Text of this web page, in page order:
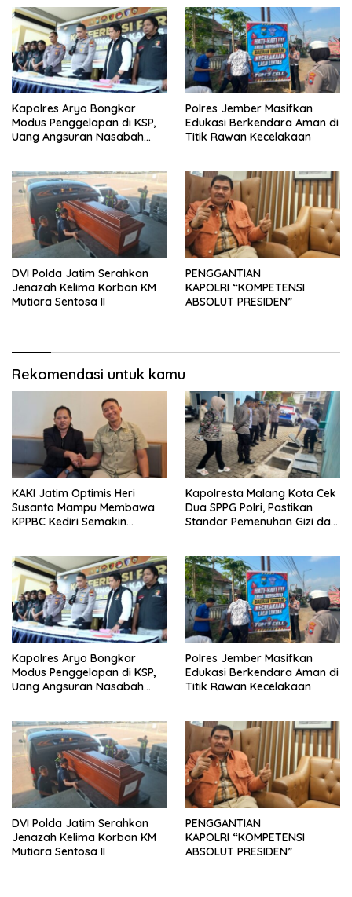
Kapolres Aryo Bongkar
Modus Penggelapan di KSP,
Uang Angsuran Nasabah
Polres Jember Masifkan
Edukasi Berkendara Aman di
Titik Rawan Kecelakaan
DVI Polda Jatim Serahkan
Jenazah Kelima Korban KM
Mutiara Sentosa II
PENGGANTIAN
KAPOLRI “KOMPETENSI
ABSOLUT PRESIDEN”
Rekomendasi untuk kamu
KAKI Jatim Optimis Heri
Susanto Mampu Membawa
KPPBC Kediri Semakin
Kapolresta Malang Kota Cek
Dua SPPG Polri, Pastikan
Standar Pemenuhan Gizi dan
Kapolres Aryo Bongkar
Modus Penggelapan di KSP,
Uang Angsuran Nasabah
Polres Jember Masifkan
Edukasi Berkendara Aman di
Titik Rawan Kecelakaan
DVI Polda Jatim Serahkan
Jenazah Kelima Korban KM
Mutiara Sentosa II
PENGGANTIAN
KAPOLRI “KOMPETENSI
ABSOLUT PRESIDEN”